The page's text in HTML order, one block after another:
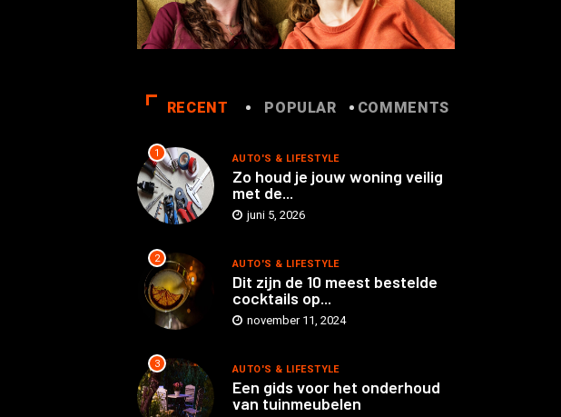
RECENT POPULAR COMMENTS
1 AUTO'S & LIFESTYLE
Zo houd je jouw woning veilig
met de...
juni 5, 2026
2 AUTO'S & LIFESTYLE
Dit zijn de 10 meest bestelde
cocktails op...
november 11, 2024
3 AUTO'S & LIFESTYLE
Een gids voor het onderhoud
van tuinmeubelen